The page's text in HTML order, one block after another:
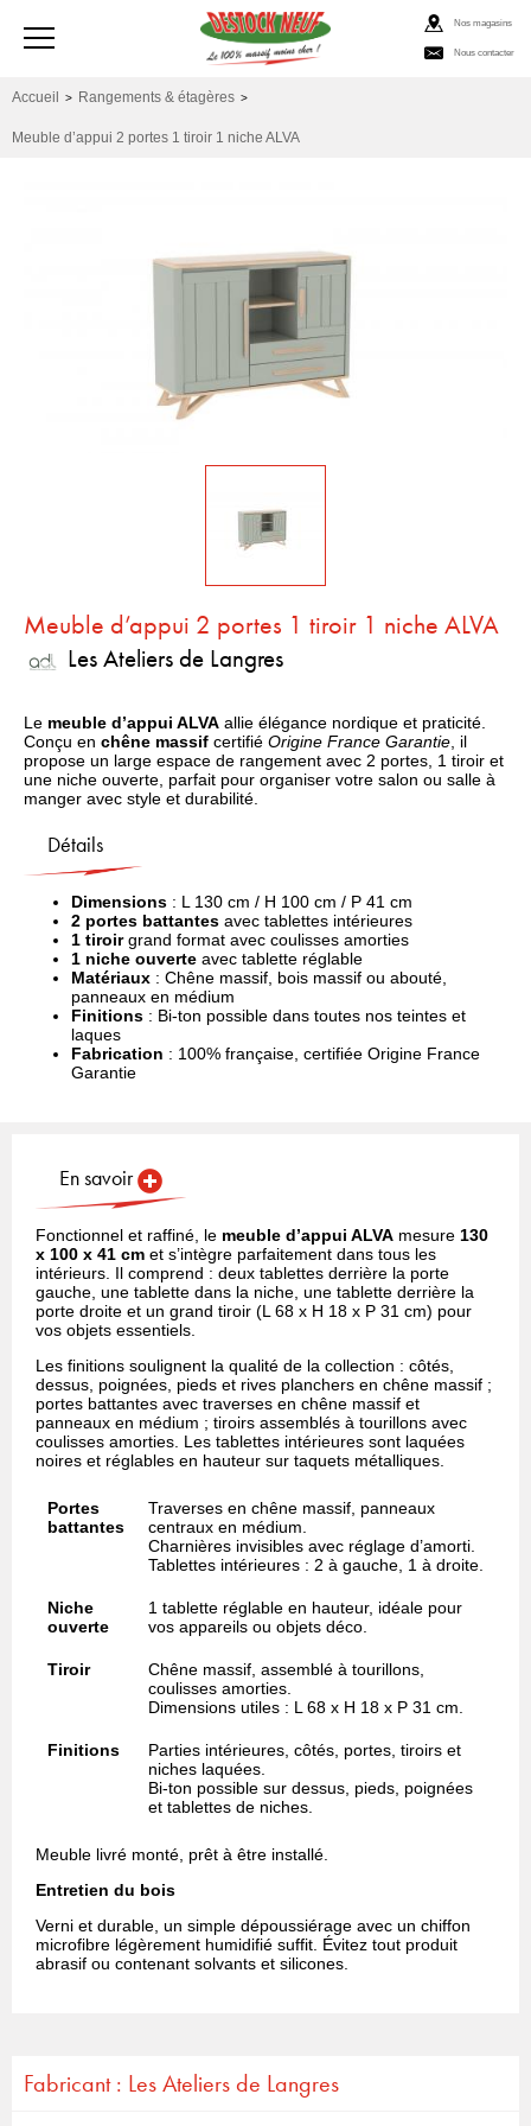
Nos magasins
Nous contacter
Accueil > Rangements & étagères >
Meuble d’appui 2 portes 1 tiroir 1 niche ALVA
Meuble d’appui 2 portes 1 tiroir 1 niche ALVA
Les Ateliers de Langres
Le meuble d’appui ALVA allie élégance nordique et praticité.
Conçu en chêne massif certifié Origine France Garantie , il
propose un large espace de rangement avec 2 portes, 1 tiroir et
une niche ouverte, parfait pour organiser votre salon ou salle à
manger avec style et durabilité.
Détails
Dimensions : L 130 cm / H 100 cm / P 41 cm
2 portes battantes avec tablettes intérieures
1 tiroirgrand format avec coulisses amorties
1 niche ouverte avec tablette réglable
Matériaux : Chêne massif, bois massif ou abouté,
panneaux en médium
Finitions : Bi-ton possible dans toutes nos teintes et
laques
Fabrication : 100% française, certifiée Origine France
Garantie
En savoir
Fonctionnel et raffiné, le meuble d’appui ALVA mesure 130
x 100 x 41 cm et s’intègre parfaitement dans tous les
intérieurs. Il comprend : deux tablettes derrière la porte
gauche, une tablette dans la niche, une tablette derrière la
porte droite et un grand tiroir (L 68 x H 18 x P 31 cm) pour
vos objets essentiels.
Les finitions soulignent la qualité de la collection : côtés,
dessus, poignées, pieds et rives planchers en chêne massif ;
portes battantes avec traverses en chêne massif et
panneaux en médium ; tiroirs assemblés à tourillons avec
coulisses amorties. Les tablettes intérieures sont laquées
noires et réglables en hauteur sur taquets métalliques.
Portes
battantes
Traverses en chêne massif, panneaux
centraux en médium.
Charnières invisibles avec réglage d’amorti.
Tablettes intérieures : 2 à gauche, 1 à droite.
Niche
ouverte
1 tablette réglable en hauteur, idéale pour
vos appareils ou objets déco.
Tiroir
Chêne massif, assemblé à tourillons,
coulisses amorties.
Dimensions utiles : L 68 x H 18 x P 31 cm.
Finitions
Parties intérieures, côtés, portes, tiroirs et
niches laquées.
Bi-ton possible sur dessus, pieds, poignées
et tablettes de niches.
Meuble livré monté, prêt à être installé.
Entretien du bois
Verni et durable, un simple dépoussiérage avec un chiffon
microfibre légèrement humidifié suffit. Évitez tout produit
abrasif ou contenant solvants et silicones.
Fabricant : Les Ateliers de Langres